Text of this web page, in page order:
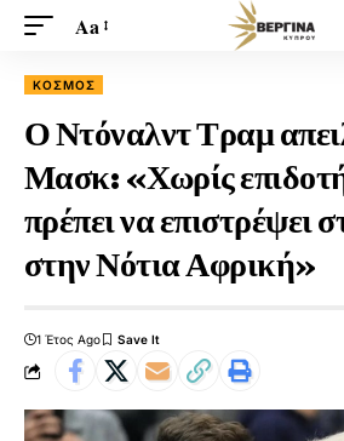
Aa
ΚΟΣΜΟΣ
Ο Ντόναλντ Τραμ
Μασκ: «Χωρίς
πρέπει να επιστρέψει
στην Νότια Αφρική»
1 Έτος Ago